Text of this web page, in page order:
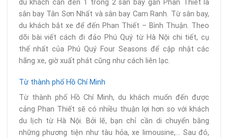
du khách cần đến 1 trong 2 sân bay gần Phan Thiết là
sân bay Tân Sơn Nhất và sân bay Cam Ranh. Từ sân bay,
du khách bắt xe để đến Phan Thiết – Bình Thuận. Theo
dõi bài viết cách đi đảo Phú Quý từ Hà Nội chi tiết, cụ
thể nhất của Phú Quý Four Seasons để cập nhật các
hãng xe, giờ xuất phát cũng như cách liên lạc.
Từ thành phố Hồ Chí Minh
Từ thành phố Hồ Chí Minh, du khách muốn đến được
cảng Phan Thiết sẽ có nhiều thuận lợi hơn so với khách
du lịch từ Hà Nội. Bởi lẽ, bạn chỉ cần di chuyển bằng
những phương tiện như tàu hỏa, xe limousine,… Sau đó,